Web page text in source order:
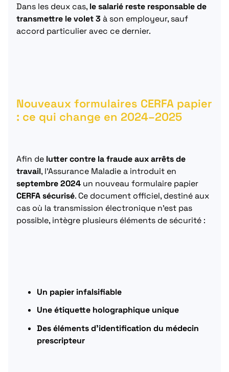
Dans les deux cas, le salarié reste responsable de
transmettre le volet 3 à son employeur, sauf
accord particulier avec ce dernier.
Nouveaux formulaires CERFA papier
: ce qui change en 2024–2025
Afin de lutter contre la fraude aux arrêts de
travail, l’Assurance Maladie a introduit en
septembre 2024 un nouveau formulaire papier
CERFA sécurisé. Ce document officiel, destiné aux
cas où la transmission électronique n’est pas
possible, intègre plusieurs éléments de sécurité :
Un papier infalsifiable
Une étiquette holographique unique
Des éléments d’identification du médecin
prescripteur